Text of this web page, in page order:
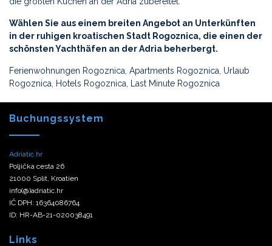
Wählen Sie aus einem breiten Angebot an Unterkünften
in der ruhigen kroatischen Stadt Rogoznica, die einen der
schönsten Yachthäfen an der Adria beherbergt.
Ferienwohnungen Rogoznica, Apartments Rogoznica, Urlaub
Rogoznica, Hotels Rogoznica, Last Minute Rogoznica
Buchungssystem
Adriatic.hr
Poljička cesta 26
21000 Split, Kroatien
info(@)adriatic.hr
IČ DPH: 16364086764
ID: HR-AB-21-020038491
Links